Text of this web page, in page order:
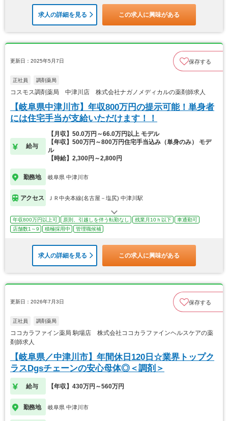
求人の詳細を見る この求人に興味がある
更新日：2025年5月7日 保存する
正社員 調剤薬局
コスモス調剤薬局 中津川店 株式会社ナガノメディカルの薬剤師求人
【岐阜県中津川市】年収800万円の提示可能！単身者
には住宅手当が支給いただけます！！
給与
【月収】50.0万円～66.0万円以上 モデル
【年収】500万円～800万円住宅手当込み（単身のみ） モデ
ル
【時給】2,300円～2,800円
勤務地 岐阜県 中津川市
アクセス ＪＲ中央本線(名古屋－塩尻) 中津川駅
年収800万円以上可 原則、引越しを伴う転勤なし 残業月10ｈ以下
車通勤可
店舗数1～9
積極採用中 管理職候補
求人の詳細を見る この求人に興味がある
更新日：2026年7月3日 保存する
正社員 調剤薬局
ココカラファイン薬局 駒場店 株式会社ココカラファインヘルスケアの薬
剤師求人
【岐阜県／中津川市】年間休日120日☆業界トップク
ラスDgsチェーンの安心母体◎＜調剤＞
給与 【年収】430万円～560万円
勤務地 岐阜県 中津川市